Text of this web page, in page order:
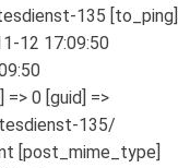
135 [to_ping]
12 17:09:50
0 [guid] =>
135/
[post_mime_type]